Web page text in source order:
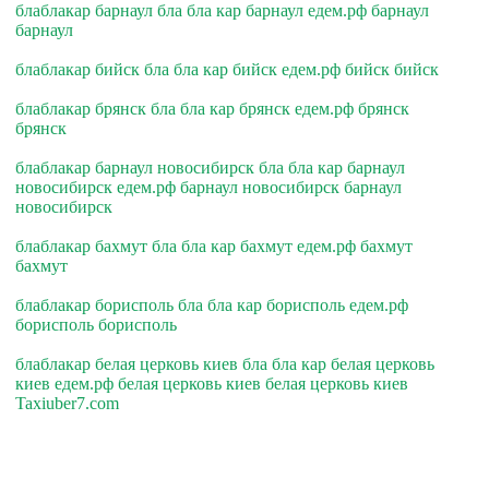
блаблакар барнаул бла бла кар барнаул едем.рф барнаул
барнаул
блаблакар бийск бла бла кар бийск едем.рф бийск бийск
блаблакар брянск бла бла кар брянск едем.рф брянск
брянск
блаблакар барнаул новосибирск бла бла кар барнаул
новосибирск едем.рф барнаул новосибирск барнаул
новосибирск
блаблакар бахмут бла бла кар бахмут едем.рф бахмут
бахмут
блаблакар борисполь бла бла кар борисполь едем.рф
борисполь борисполь
блаблакар белая церковь киев бла бла кар белая церковь
киев едем.рф белая церковь киев белая церковь киев
Taxiuber7.com